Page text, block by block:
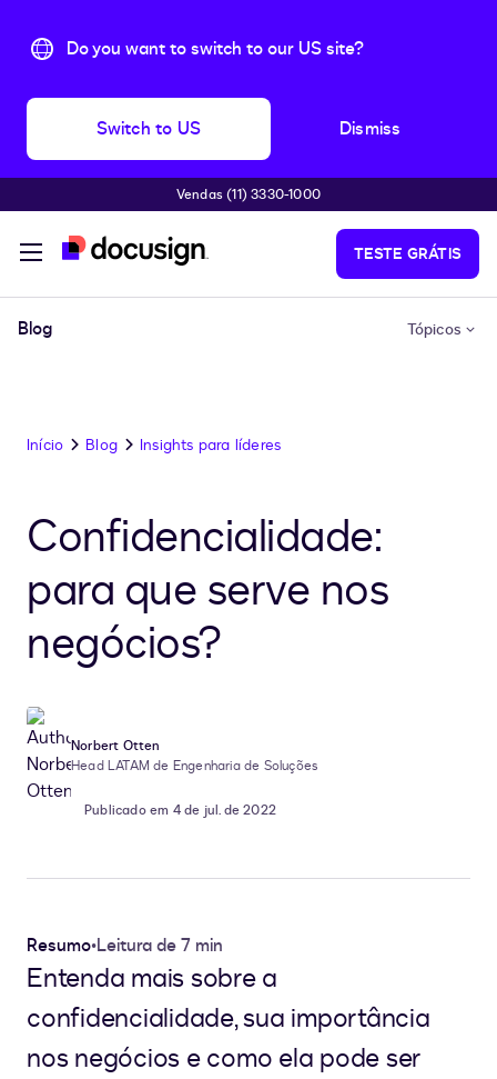
Do you want to switch to our US site?
Switch to US Dismiss
Pular para o conteúdo principal
Vendas (11) 3330-1000
TESTE GRÁTIS
Blog Tópicos
Início Blog Insights para líderes
Confidencialidade:
para que serve nos
negócios?
Norbert Otten
Head LATAM de Engenharia de Soluções
Publicado em 4 de jul. de 2022
Resumo•Leitura de 7 min
Entenda mais sobre a
confidencialidade, sua importância
nos negócios e como ela pode ser